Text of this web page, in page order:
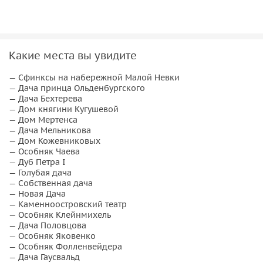
место начала экскурсии, начинайте в любое время.
Как проходит аудиоэкскурсия
1. После бронирования и оплаты вы получите e-mail и
СМС со ссылкой на скачивание приложения и экскурсии.
Перейдите по ссылке и установите мобильное
приложение WeGoTrip (доступно в App Store и Google
Play).
Зайдите в приложение, используя свой номер телефона.
Во вкладке «Покупки» вам будут доступен аудиогид.
Нажмите на кнопку «Скачать», чтобы загрузить
аудиоэкскурсию на телефон.
Аудиогиды работают с использованием геолокации:
Какие места вы увидите
— Сфинксы на набережной Малой Невки
— Дача принца Ольденбургского
— Дача Бехтерева
— Дом княгини Кугушевой
— Дом Мертенса
— Дача Мельникова
— Дом Кожевниковых
— Особняк Чаева
— Дуб Петра I
— Голубая дача
— Собственная дача
— Новая Дача
— Каменноостровский театр
— Особняк Клейнмихель
— Дача Половцова
— Особняк Яковенко
— Особняк Фолленвейдера
— Дача Гаусвальд